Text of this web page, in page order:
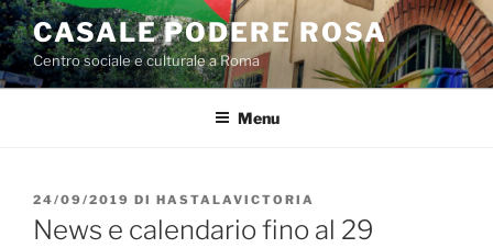
Salta
al
contenuto
CASALE PODERE ROSA
Centro sociale e culturale a Roma
Menu
PUBBLICATO
IL
24/09/2019 DI HASTALAVICTORIA
News e calendario fino al 29